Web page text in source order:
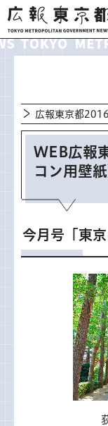
広報東京都
広報東京都
WEB広報
コン用壁紙]
今月号「東